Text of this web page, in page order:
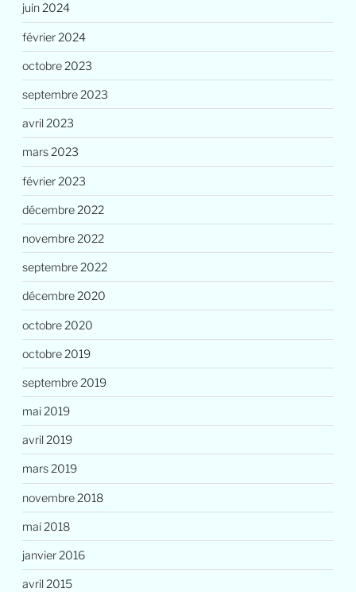
juin 2024
février 2024
octobre 2023
septembre 2023
avril 2023
mars 2023
février 2023
décembre 2022
novembre 2022
septembre 2022
décembre 2020
octobre 2020
octobre 2019
septembre 2019
mai 2019
avril 2019
mars 2019
novembre 2018
mai 2018
janvier 2016
avril 2015